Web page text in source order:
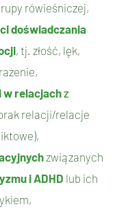
rówieśniczej,
doświadczania
, tj. złość, lęk,
relacjachz
relacji/relacje
związanych
i ADHD lub ich